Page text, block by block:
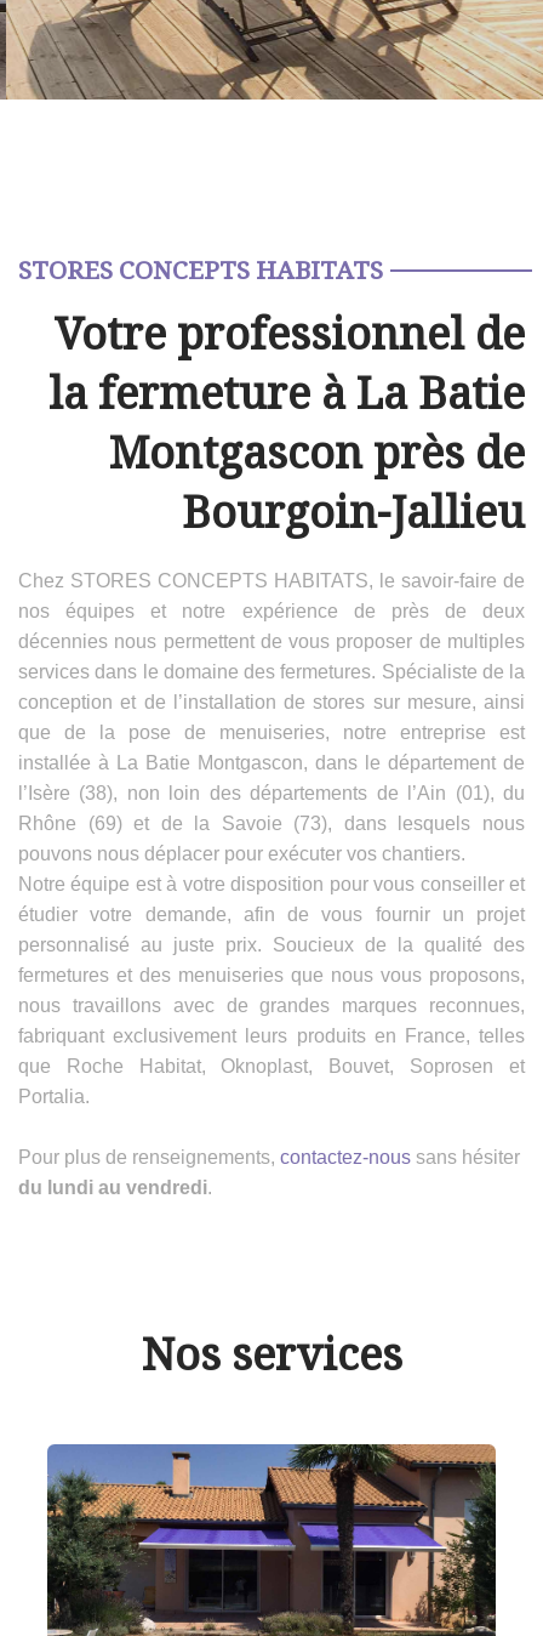
STORES CONCEPTS HABITATS
Votre professionnel de
la fermeture à La Batie
Montgascon près de
Bourgoin-Jallieu
Chez STORES CONCEPTS HABITATS, le savoir-faire de
nos équipes et notre expérience de près de deux
décennies nous permettent de vous proposer de multiples
services dans le domaine des fermetures. Spécialiste de la
conception et de l’installation de stores sur mesure, ainsi
que de la pose de menuiseries, notre entreprise est
installée à La Batie Montgascon, dans le département de
l’Isère (38), non loin des départements de l’Ain (01), du
Rhône (69) et de la Savoie (73), dans lesquels nous
pouvons nous déplacer pour exécuter vos chantiers.
Notre équipe est à votre disposition pour vous conseiller et
étudier votre demande, afin de vous fournir un projet
personnalisé au juste prix. Soucieux de la qualité des
fermetures et des menuiseries que nous vous proposons,
nous travaillons avec de grandes marques reconnues,
fabriquant exclusivement leurs produits en France, telles
que Roche Habitat, Oknoplast, Bouvet, Soprosen et
Portalia.
Pour plus de renseignements, contactez-nous sans hésiter
du lundi au vendredi.
Nos services